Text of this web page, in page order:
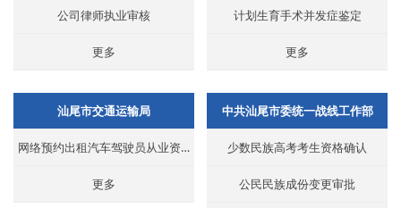
公司律师执业审核
更多
计划生育手术并发症鉴定
更多
汕尾市交通运输局
网络预约出租汽车驾驶员从业资格考试
更多
中共汕尾市委统一战线工作部
少数民族高考考生资格确认
公民民族成份变更审批